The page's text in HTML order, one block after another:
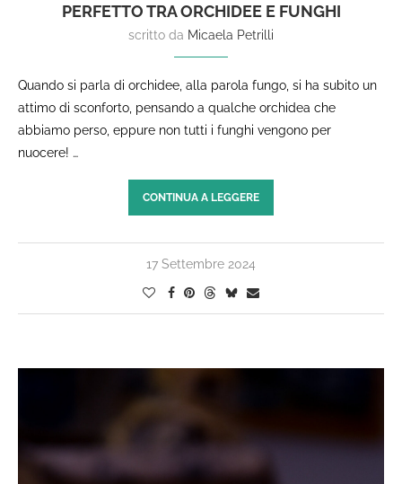
PERFETTO TRA ORCHIDEE E FUNGHI
scritto da Micaela Petrilli
Quando si parla di orchidee, alla parola fungo, si ha subito un
attimo di sconforto, pensando a qualche orchidea che
abbiamo perso, eppure non tutti i funghi vengono per
nuocere! …
CONTINUA A LEGGERE
17 Settembre 2024